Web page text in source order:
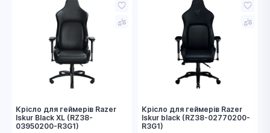
Крісло для геймерів Razer
Iskur Black XL (RZ38-
03950200-R3G1)
Крісло для геймерів Razer
Iskur black (RZ38-02770200-
R3G1)